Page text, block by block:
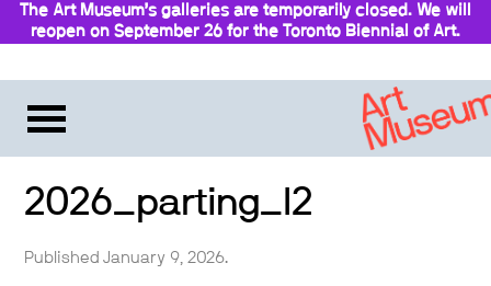
The Art Museum’s galleries are temporarily closed. We will
reopen on September 26 for the Toronto Biennial of Art.
2026_parting_l2
Published January 9, 2026.